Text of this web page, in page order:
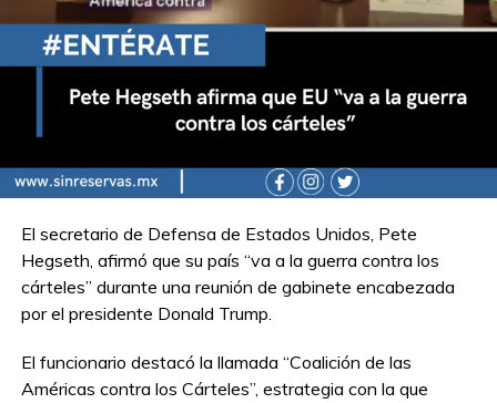
El secretario de Defensa de Estados Unidos, Pete
Hegseth, afirmó que su país “va a la guerra contra los
cárteles” durante una reunión de gabinete encabezada
por el presidente Donald Trump.
El funcionario destacó la llamada “Coalición de las
Américas contra los Cárteles”, estrategia con la que